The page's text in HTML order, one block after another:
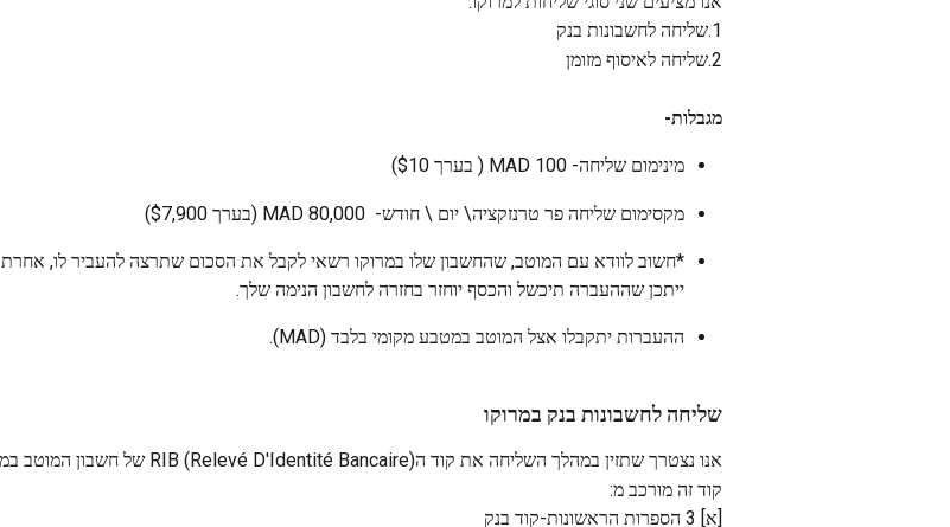
1.שליחה לחשבונות בנק
2.שליחה לאיסוף מזומן
מגבלות-
מינימום שליחה- MAD 100 ( בערך $10)
מקסימום שליחה פר טרנזקציה\ יום \ חודש-  MAD 80,000 (בערך $7,900)
*חשוב לוודא עם המוטב, שהחשבון שלו במרוקו רשאי לקבל את הסכום שתרצה להעביר לו, אחרת
ייתכן שההעברה תיכשל והכסף יוחזר בחזרה לחשבון הנימה שלך.
ההעברות יתקבלו אצל המוטב במטבע מקומי בלבד (MAD).
שליחה לחשבונות בנק במרוקו
אנו נצטרך שתזין במהלך השליחה את קוד הRIB (Relevé D'Identité Bancaire) של חשבון המוטב במרוקו.
קוד זה מורכב מ:
[א] 3 הספרות הראשונות-קוד בנק